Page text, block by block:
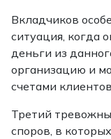
Вкладчиков
ситуация, когда
деньги из
организацию и
счетами
Третий
споров, в